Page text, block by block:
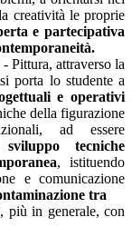
creatività le proprie
e partecipativa
Pittura, attraverso la
porta lo studente a
e operativi
della figurazione
ad essere
tecniche
, istituendo
e comunicazione
tra
più in generale, con